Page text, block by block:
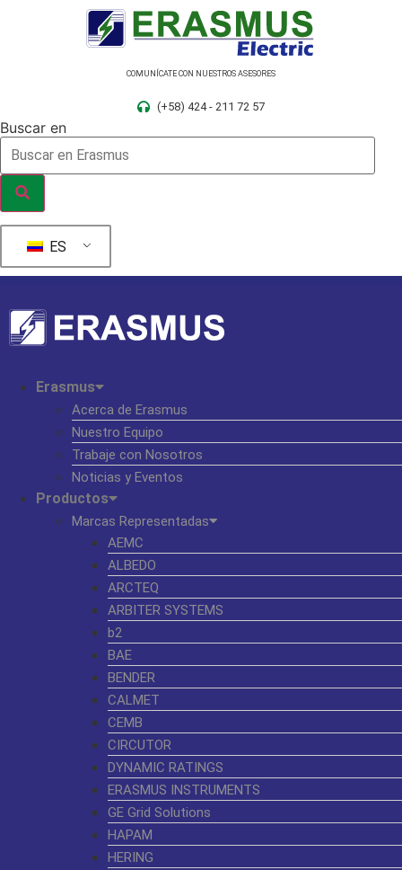
COMUNÍCATE CON NUESTROS ASESORES
(+58) 424 - 211 72 57
Buscar en
ES
Erasmus
Acerca de Erasmus
Nuestro Equipo
Trabaje con Nosotros
Noticias y Eventos
Productos
Marcas Representadas
AEMC
ALBEDO
ARCTEQ
ARBITER SYSTEMS
b2
BAE
BENDER
CALMET
CEMB
CIRCUTOR
DYNAMIC RATINGS
ERASMUS INSTRUMENTS
GE Grid Solutions
HAPAM
HERING